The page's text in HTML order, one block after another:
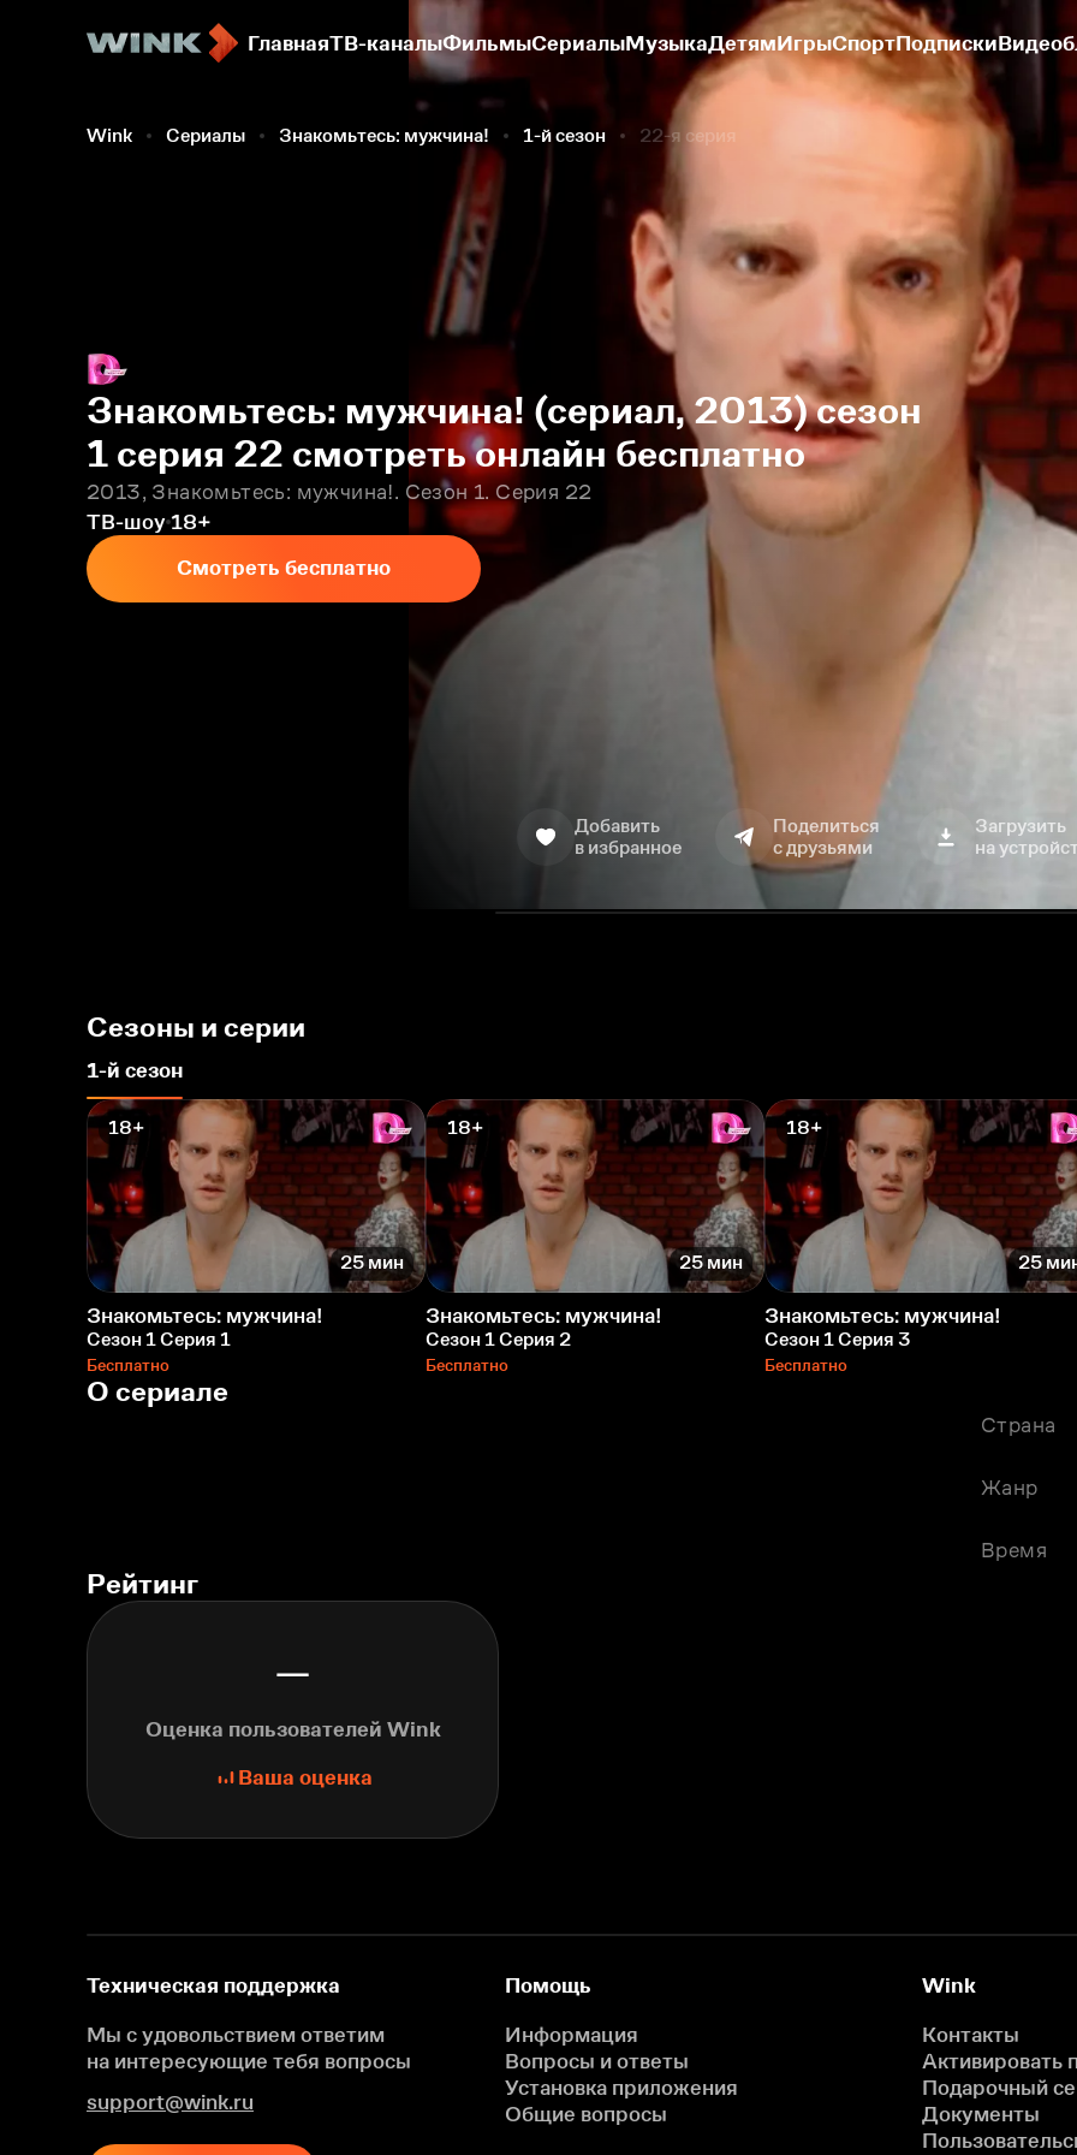
ГлавнаяТВ-каналыФильмыСериалыМузыкаДетямИгрыСпортПодписки
Wink Сериалы Знакомьтесь: мужчина! 1-й сезон 22-я серия
Знакомьтесь: мужчина! (сериал, 2013) сезон
1 серия 22 смотреть онлайн бесплатно
2013, Знакомьтесь: мужчина!. Сезон 1. Серия 22
ТВ-шоу 18+
Смотреть бесплатно
Добавить
в избранное
Поделиться
с друзьями
Загрузить
на
Сезоны и серии
1-й сезон
18+
25 мин
Знакомьтесь: мужчина!
Сезон 1 Серия 1
Бесплатно
18+
25 мин
Знакомьтесь: мужчина!
Сезон 1 Серия 2
Бесплатно
18+
25
Знакомьтесь: мужчина!
Сезон 1 Серия 3
Бесплатно
О сериале
Страна
Жанр
Время
Рейтинг
—
Оценка пользователей Wink
Ваша оценка
Техническая поддержка
Мы с удовольствием ответим
на интересующие тебя вопросы
support@wink.ru
Помощь
Информация
Вопросы и ответы
Установка приложения
Общие вопросы
Wink
Контакты
Активировать
Подарочный
Документы